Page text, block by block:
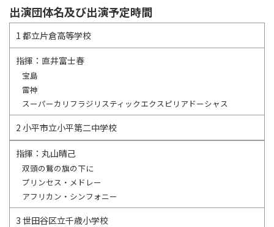
出演団体名及び出演予定時間
1 都立片倉高等学校
指揮：直井富士春
宝島
雷神
スーパーカリフラジリスティックエクスピリアドーシャス
2 小平市立小平第二中学校
指揮：丸山晴己
双頭の鷲の旗の下に
プリンセス・メドレー
アフリカン・シンフォニー
3 世田谷区立千歳小学校